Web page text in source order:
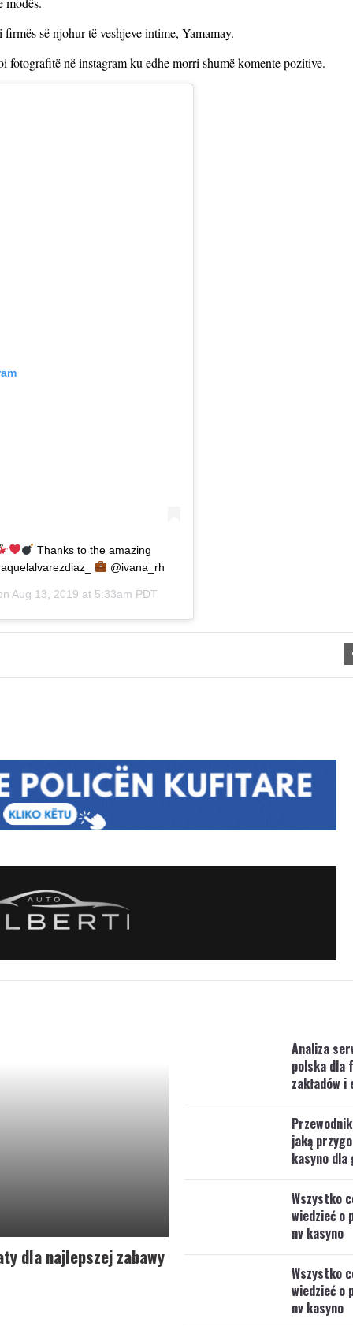
së njohur të veshjeve intime, Yamamay.
fotografitë në instagram ku edhe morri shumë komente pozitive.
Thanks to the amazing
@ivana_rh
Aug 13, 2019 at 5:33am PDT
dla najlepszej zabawy
Analiza
polska dla
zakładów
jaką
kasyno dla
Wszystko
wiedzieć o
nv kasyno
Wszystko
wiedzieć o
nv kasyno